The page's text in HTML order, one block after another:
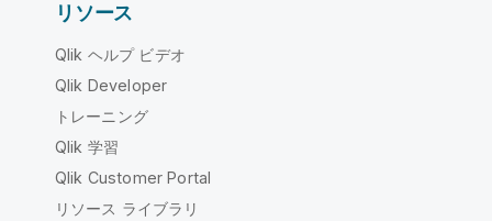
リソース
Qlik ヘルプ ビデオ
Qlik Developer
トレーニング
Qlik 学習
Qlik Customer Portal
リソース ライブラリ